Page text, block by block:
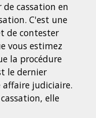
de cassation en
C'est une
de contester
vous estimez
la procédure
le dernier
affaire judiciaire.
elle